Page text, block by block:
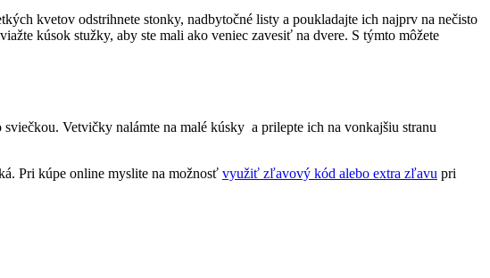
kvetov odstrihnete stonky, nadbytočné listy a poukladajte ich najprv na nečisto
kúsok stužky, aby ste mali ako veniec zavesiť na dvere. S týmto môžete
Vetvičky nalámte na malé kúsky a prilepte ich na vonkajšiu stranu
Pri kúpe online myslite na možnosť využiť zľavový kód alebo extra zľavu pri